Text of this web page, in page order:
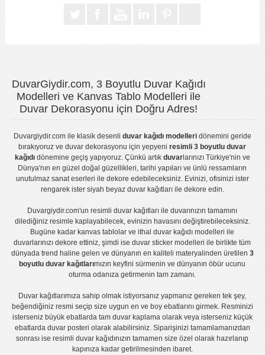
DuvarGiydir.com, 3 Boyutlu Duvar Kağıdı
Modelleri ve Kanvas Tablo Modelleri ile
Duvar Dekorasyonu için Doğru Adres!
Duvargiydir.comile klasik desenli duvar kağıdı modelleridönemini geride
bırakıyoruz veduvar dekorasyonu için yepyeniresimli 3 boyutlu duvar
kağıdıdönemine geçiş yapıyoruz. Çünkü artık duvarlarınızı Türkiye'nin ve
Dünya'nın en güzel doğal güzellikleri, tarihi yapıları ve ünlü ressamların
unutulmaz sanat eserleri ile dekore edebileceksiniz. Evinizi, ofisinizi ister
rengarek ister siyah beyaz duvar kağıtlarıile dekore edin.
Duvargiydir.com'unresimli duvar kağıtları ile duvarınızın tamamını
dilediğiniz resimle kaplayabilecek, evinizin havasını değiştirebileceksiniz.
Bugüne kadar kanvas tablo lar veithal duvar kağıdı modelleri ile
duvarlarınızı dekore ettiniz, şimdi iseduvar sticker modelleri ile birlikte tüm
dünyada trend haline gelen ve dünyanın en kaliteli materyalinden üretilen 3
boyutlu duvar kağıtlarımızın keyfini sürmenin ve dünyanın öbür ucunu
oturma odanıza getirmenin tam zamanı.
Duvar kağıtlarımıza sahip olmak istiyorsanız yapmanız gereken tek şey,
beğendiğiniz resmi seçip size uygun en ve boy ebatlarını girmek. Resminizi
isterseniz büyük ebatlarda tam duvar kaplamaolarak veya isterseniz küçük
ebatlarda duvar posteri olarak alabilirsiniz. Siparişinizi tamamlamanızdan
sonrası iseresimli duvar kağıdınızın tamamen size özel olarak hazırlanıp
kapınıza kadar getirilmesinden ibaret.